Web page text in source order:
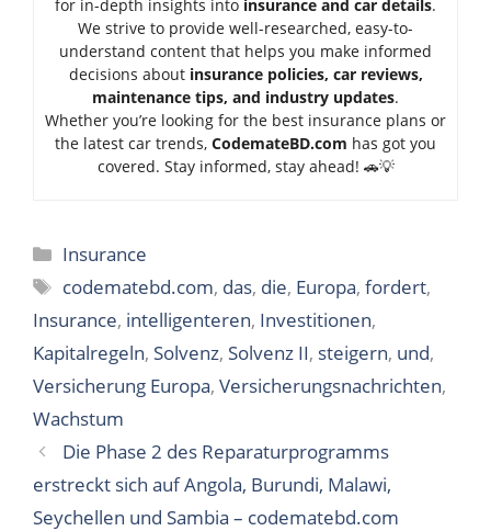
for in-depth insights into insurance and car details.
We strive to provide well-researched, easy-to-
understand content that helps you make informed
decisions about insurance policies, car reviews,
maintenance tips, and industry updates.
Whether you’re looking for the best insurance plans or
the latest car trends, CodemateBD.com has got you
covered. Stay informed, stay ahead! 🚗💡
Categories
Insurance
Tags
codematebd.com, das, die, Europa,fordert,
Insurance, intelligenteren, Investitionen,
Kapitalregeln, Solvenz, Solvenz II, steigern, und,
Versicherung Europa, Versicherungsnachrichten,
Wachstum
Die Phase 2 des Reparaturprogramms
erstreckt sich auf Angola, Burundi, Malawi,
Seychellen und Sambia – codematebd.com